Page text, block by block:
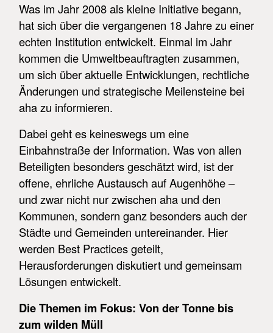
Was im Jahr 2008 als kleine Initiative begann,
hat sich über die vergangenen 18 Jahre zu einer
echten Institution entwickelt. Einmal im Jahr
kommen die Umweltbeauftragten zusammen,
um sich über aktuelle Entwicklungen, rechtliche
Änderungen und strategische Meilensteine bei
aha zu informieren.
Dabei geht es keineswegs um eine
Einbahnstraße der Information. Was von allen
Beteiligten besonders geschätzt wird, ist der
offene, ehrliche Austausch auf Augenhöhe –
und zwar nicht nur zwischen aha und den
Kommunen, sondern ganz besonders auch der
Städte und Gemeinden untereinander. Hier
werden Best Practices geteilt,
Herausforderungen diskutiert und gemeinsam
Lösungen entwickelt.
Die Themen im Fokus: Von der Tonne bis
zum wilden Müll